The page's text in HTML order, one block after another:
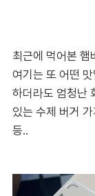
최근에 먹어본 햄
여기는 또 어떤
하더라도 엄청난
있는 수제 버거
등..